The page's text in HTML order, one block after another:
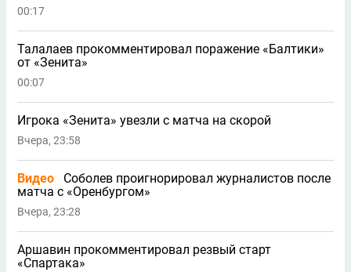
00:17
Талалаев прокомментировал поражение «Балтики»
от «Зенита»
00:07
Игрока «Зенита» увезли с матча на скорой
Вчера, 23:58
Видео
Соболев проигнорировал журналистов после
матча с «Оренбургом»
Вчера, 23:28
Аршавин прокомментировал резвый старт
«Спартака»